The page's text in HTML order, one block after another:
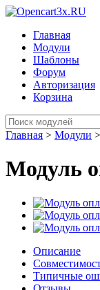
Главная
Модули
Шаблоны
Форум
Авторизация
Корзина
Главная > Модули >
Модуль
Описание
Типичные